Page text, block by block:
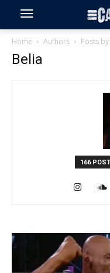
Home Authors Posts
Belia
166